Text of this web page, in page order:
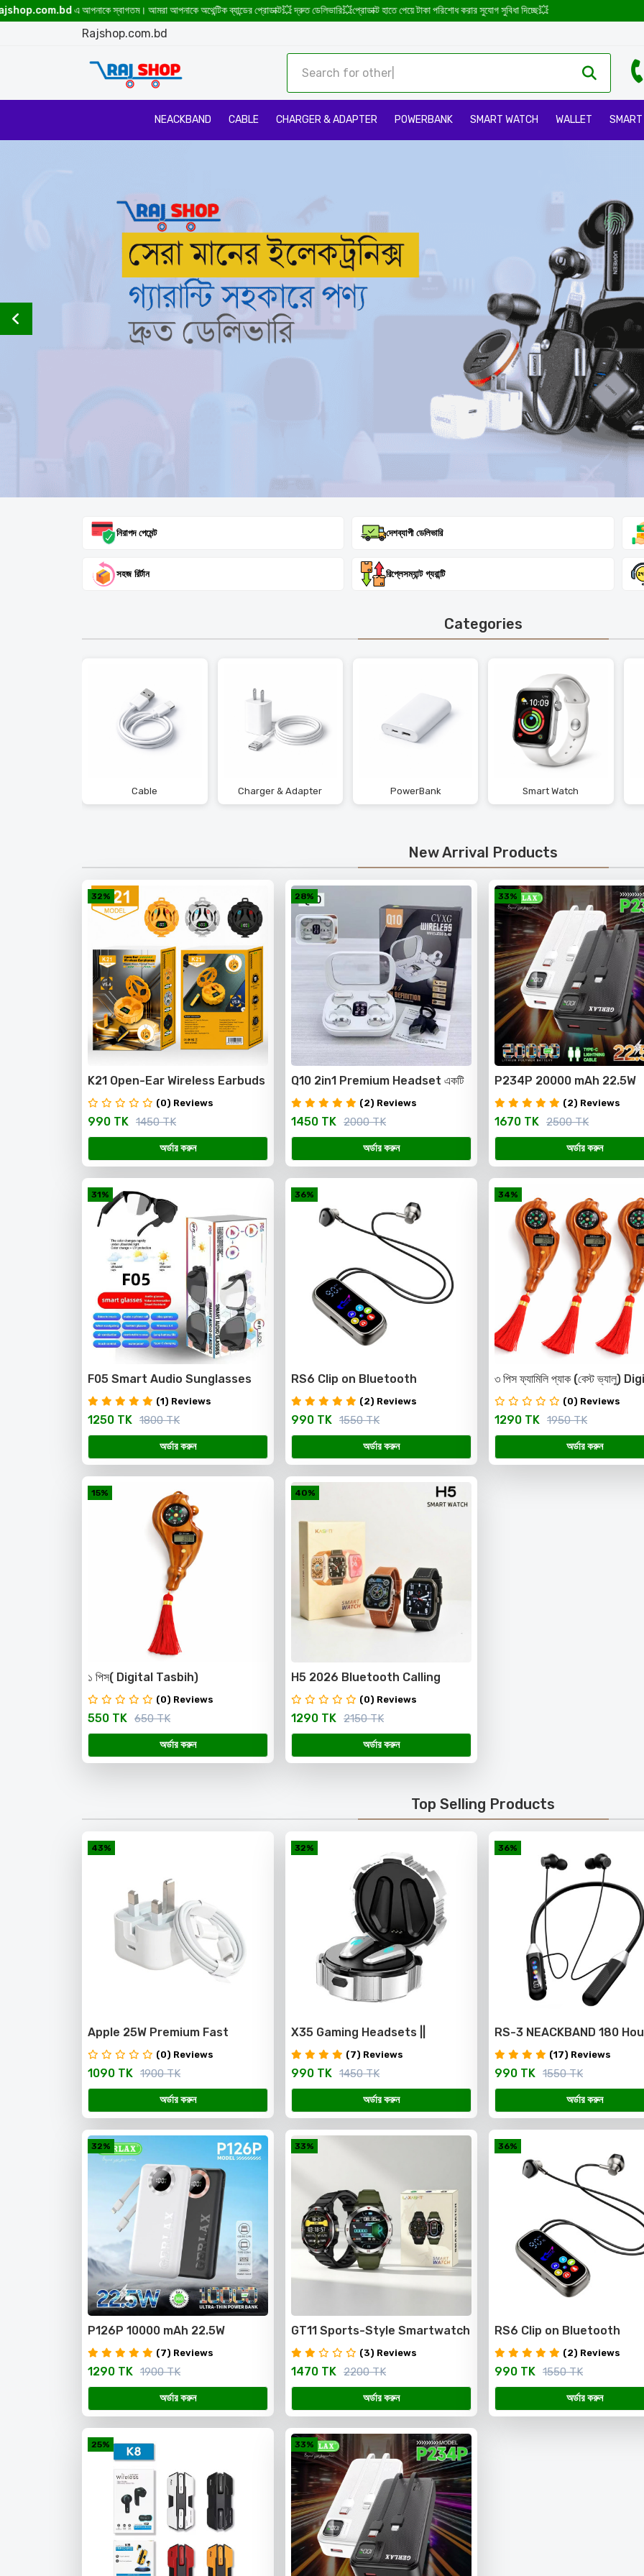
স্বাগতম। আমরা আপনাকে অথেন্টিক ব্যান্ডের প্রোডাক্ট💥 দ্রুত ডেলিভারি💥প্রোডাক্ট হাতে পেয়ে টাকা পরিশোধ করার সুযোগ সুবিধা দিচ্ছে💥
Rajshop.com.bd
NEACKBAND CABLE CHARGER & ADAPTER POWERBANK SMART WATCH WALLET
নিরাপদ পেমেন্ট দেশব্যাপী ডেলিভারি
সহজ রির্টান রিপ্লেসম্যান্ট গ্যরান্টি
Categories
Charger & Adapter PowerBank Smart Watch Wallet
New Arrival Products
32%
K21 Open-Ear Wireless Earbuds
– স্টাইল, কমফোর্ট ও প্রিমিয়াম সাউন্ড
(0) Reviews
990 TK 1450 TK
অর্ডার করুন
28%
Q10 2in1 Premium Headset একটি
চার্জিং কেসেই পাচ্ছেন ২ জোড়া (৪টি)
Wireless Earbuds
(2) Reviews
1450 TK 2000 TK
অর্ডার করুন
33%
P234P 20000 mAh 22.5W
Lithium Polymer Power
(2) Reviews
1670 TK 2500 TK
অর্ডার করুন
31%
F05 Smart Audio Sunglasses
(1) Reviews
1250 TK 1800 TK
অর্ডার করুন
36%
RS6 Clip on Bluetooth
headphones(2) Reviews
990 TK 1550 TK
অর্ডার করুন
34%
৩ পিস ফ্যামিলি প্যাক (বেস্ট ভ্যালু)
Tasbih
(0) Reviews
1290 TK 1950 TK
অর্ডার করুন
15%
১ পিস( Digital Tasbih)
(0) Reviews
550 TK 650 TK
অর্ডার করুন
40%
H5 2026 Bluetooth Calling
Smart Watch – 1.83” Curved
Display
(0) Reviews
1290 TK 2150 TK
অর্ডার করুন
Top Selling Products
43%
Apple 25W Premium Fast
Charger Adapter + USB-C to
USB-Litining Cable (iPhone
5/6/7/8/9/XR/11/12/13/14 Pro
Max Compatible)
(0) Reviews
1090 TK 1900 TK
অর্ডার করুন
32%
X35 Gaming Headsets ||
premium Quality
(7) Reviews
990 TK 1450 TK
অর্ডার করুন
36%
RS-3 NEACKBAND 180
Charging Backup with
Change
(17) Reviews
990 TK 1550 TK
অর্ডার করুন
32%
P126P 10000 mAh 22.5W
Lithium Polymer Power Bank
Bult In
(7) Reviews
1290 TK 1900 TK
অর্ডার করুন
33%
GT11 Sports-Style Smartwatch
IPS Screen. BT Call Answering.
Multiple Sports modes. Sleep
tracking Waterproof
(3) Reviews
1470 TK 2200 TK
অর্ডার করুন
36%
RS6 Clip on Bluetooth
headphones(2) Reviews
990 TK 1550 TK
অর্ডার করুন
25% 33%